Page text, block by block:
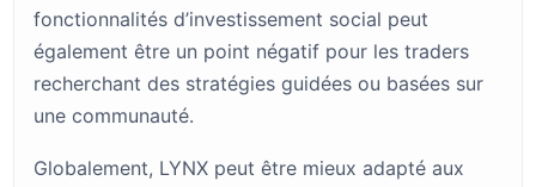
fonctionnalités d’investissement social peut
également être un point négatif pour les traders
recherchant des stratégies guidées ou basées sur
une communauté.
Globalement, LYNX peut être mieux adapté aux